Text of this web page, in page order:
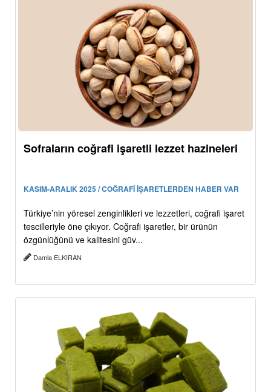
Sofraların coğrafi işaretli lezzet hazineleri
KASIM-ARALIK 2025 / COĞRAFİ İŞARETLERDEN HABER VAR
Türkiye’nin yöresel zenginlikleri ve lezzetleri, coğrafi işaret
tescilleriyle öne çıkıyor. Coğrafi işaretler, bir ürünün
özgünlüğünü ve kalitesini güv...
Damla ELKIRAN